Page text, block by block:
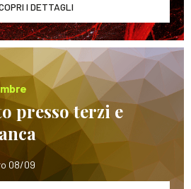
I DETTAGLI
presso terzi e
08/09